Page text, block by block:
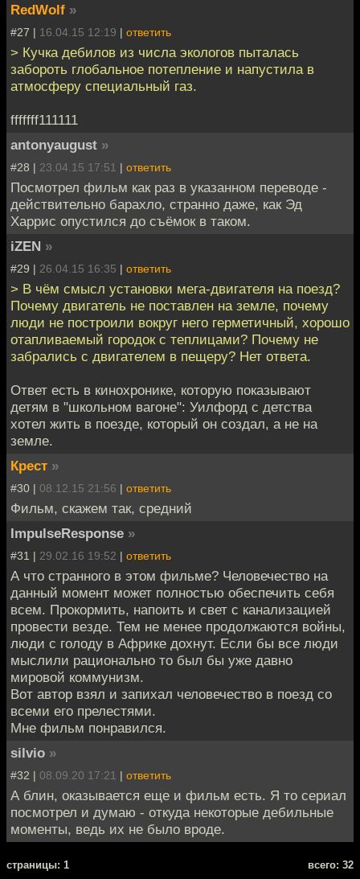
RedWolf »
#27 | 16.04.15 12:19 | ответить
> Кучка дебилов из числа экологов пыталась
забороть глобальное потепление и напустила в
атмосферу специальный газ.
fffffff111111
antonyaugust »
#28 | 23.04.15 17:51 | ответить
Посмотрел фильм как раз в указанном переводе -
действительно барахло, странно даже, как Эд
Харрис опустился до съёмок в таком.
iZEN »
#29 | 26.04.15 16:35 | ответить
> В чём смысл установки мега-двигателя на поезд?
Почему двигатель не поставлен на земле, почему
люди не построили вокруг него герметичный, хорошо
отапливаемый городок с теплицами? Почему не
забрались с двигателем в пещеру? Нет ответа.
Ответ есть в кинохронике, которую показывают
детям в "школьном вагоне": Уилфорд с детства
хотел жить в поезде, который он создал, а не на
земле.
Крест »
#30 | 08.12.15 21:56 | ответить
Фильм, скажем так, средний
ImpulseResponse »
#31 | 29.02.16 19:52 | ответить
А что странного в этом фильме? Человечество на
данный момент может полностью обеспечить себя
всем. Прокормить, напоить и свет с канализацией
провести везде. Тем не менее продолжаются войны,
люди с голоду в Африке дохнут. Если бы все люди
мыслили рационально то был бы уже давно
мировой коммунизм.
Вот автор взял и запихал человечество в поезд со
всеми его прелестями.
Мне фильм понравился.
silvio »
#32 | 08.09.20 17:21 | ответить
А блин, оказывается еще и фильм есть. Я то сериал
посмотрел и думаю - откуда некоторые дебильные
моменты, ведь их не было вроде.
cтраницы: 1 всего: 32